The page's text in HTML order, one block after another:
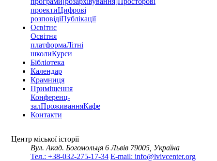
проектиЦифрові
розповідіПублікації
Освітнє
Освітня
платформаЛітні
школиКурси
Бібліотека
Календар
Крамниця
Приміщення
Конференц-
залПроживанняКафе
Контакти
Центр міської історії
Вул. Акад. Богомольця 6 Львів 79005, Україна
Тел.: +38-032-275-17-34 E-mail: info@lvivcenter.org